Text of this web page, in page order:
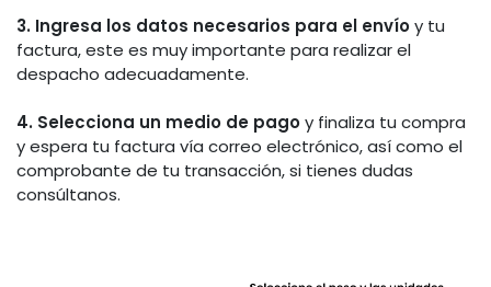
3. Ingresa los datos necesarios para el envíoy tu
factura, este es muy importante para realizar el
despacho adecuadamente.
4. Selecciona un medio de pagoy finaliza tu compra
y espera tu factura vía correo electrónico, así como el
comprobante de tu transacción, si tienes dudas
consúltanos.